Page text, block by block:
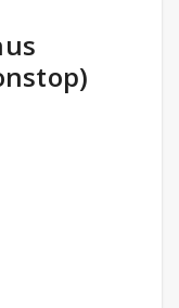
edistynyt käyttö